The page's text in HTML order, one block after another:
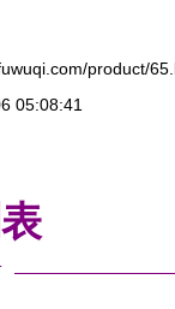
product/
05:08:41